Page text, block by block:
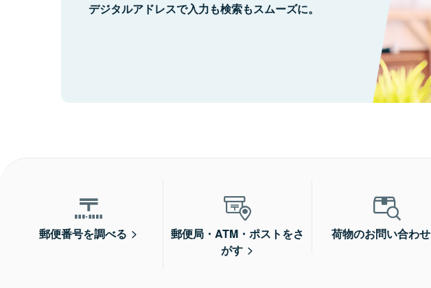
デジタルアドレスで入力も検索もスムーズに。
郵便番号を調べる
郵便局・ATM・ポストをさ
がす
荷物のお問い合わせ